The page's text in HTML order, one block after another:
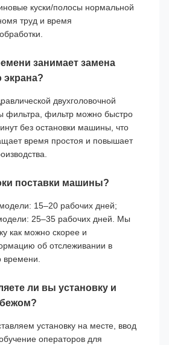
куски/полосы нормальной
труд и время
занимает замена
двухголовочной
фильтра, фильтр можно быстро
без остановки машины, что
время простоя и повышает
поставки машины?
15–20 рабочих дней;
25–35 рабочих дней. Мы
как можно скорее и
об отслеживании в
времени.
ли вы установку и
установку на месте, ввод
операторов для